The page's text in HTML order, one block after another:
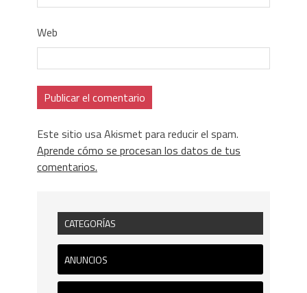
Web
Este sitio usa Akismet para reducir el spam.
Aprende cómo se procesan los datos de tus
comentarios.
CATEGORÍAS
ANUNCIOS